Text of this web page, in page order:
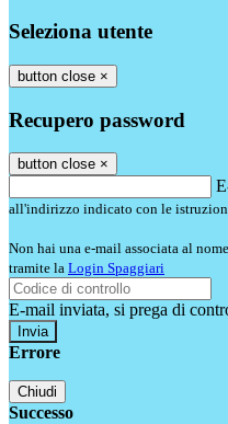
Seleziona utente
button close ×
Recupero password
button close ×
all'indirizzo indicato con le
Non hai una e-mail associata al
tramite la Login Spaggiari
E-mail inviata, si prega di
Errore
Chiudi
Successo